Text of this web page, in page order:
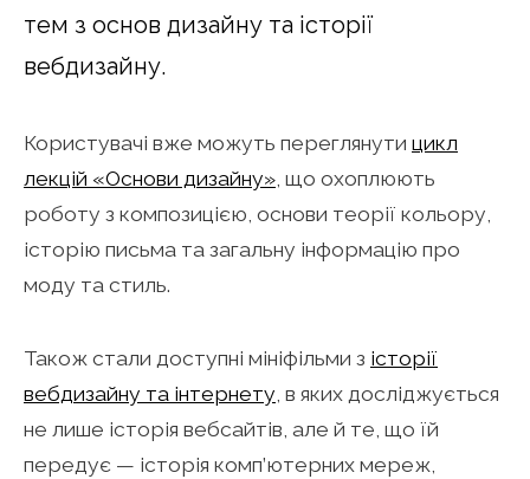
тем з основ дизайну та історії
вебдизайну.
Користувачі вже можуть переглянути цикл
лекцій «Основи дизайну» , що охоплюють
роботу з композицією, основи теорії кольору,
історію письма та загальну інформацію про
моду та стиль.
Також стали доступні мініфільми з історії
вебдизайну та інтернету , в яких досліджується
не лише історія вебсайтів, але й те, що їй
передує — історія комп’ютерних мереж,